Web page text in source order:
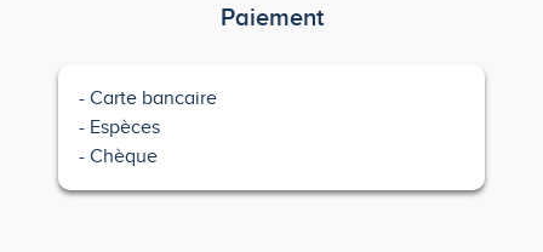
Paiement
Carte bancaire
Espèces
Chèque